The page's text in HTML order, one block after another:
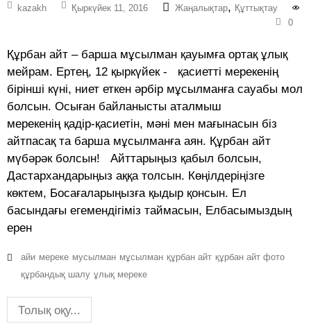
kazakh Қыркүйек 11, 2016 Жаңалықтар, Құттықтау
0
Құрбан айт – барша мұсылман қауымға ортақ ұлық
мейрам. Ертең, 12 қыркүйек - қасиетті мерекенің
бірінші күні, ниет еткен әрбір мұсылманға сауабы мол
болсын. Осыған байланысты аталмыш
мерекенің қадір-қасиетін, мәні мен мағынасын біз
айтпасақ та барша мұсылманға аян. Құрбан айт
мүбәрәк болсын! Айттарыңыз қабыл болсын,
Дастархандарыңыз аққа толсын. Көңілдеріңізге
көктем, Босағаларыңызға қыдыр қонсын. Ел
басындағы егемендігіміз таймасын, Елбасымыздың
ерен
айи мереке мусылман мұсылман құрбан айт құрбан айт фото
құрбандық шалу ұлық мереке
Толық оқу...